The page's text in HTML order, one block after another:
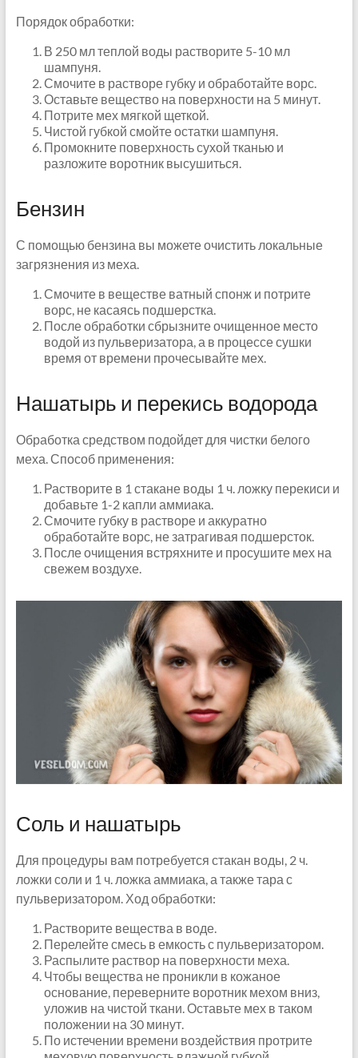
Порядок обработки:
В 250 мл теплой воды растворите 5-10 мл
шампуня.
Смочите в растворе губку и обработайте ворс.
Оставьте вещество на поверхности на 5 минут.
Потрите мех мягкой щеткой.
Чистой губкой смойте остатки шампуня.
Промокните поверхность сухой тканью и
разложите воротник высушиться.
Бензин
С помощью бензина вы можете очистить локальные
загрязнения из меха.
Смочите в веществе ватный спонж и потрите
ворс, не касаясь подшерстка.
После обработки сбрызните очищенное место
водой из пульверизатора, а в процессе сушки
время от времени прочесывайте мех.
Нашатырь и перекись водорода
Обработка средством подойдет для чистки белого
меха. Способ применения:
Растворите в 1 стакане воды 1 ч. ложку перекиси и
добавьте 1-2 капли аммиака.
Смочите губку в растворе и аккуратно
обработайте ворс, не затрагивая подшерсток.
После очищения встряхните и просушите мех на
свежем воздухе.
Соль и нашатырь
Для процедуры вам потребуется стакан воды, 2 ч.
ложки соли и 1 ч. ложка аммиака, а также тара с
пульверизатором. Ход обработки:
Растворите вещества в воде.
Перелейте смесь в емкость с пульверизатором.
Распылите раствор на поверхности меха.
Чтобы вещества не проникли в кожаное
основание, переверните воротник мехом вниз,
уложив на чистой ткани. Оставьте мех в таком
положении на 30 минут.
По истечении времени воздействия протрите